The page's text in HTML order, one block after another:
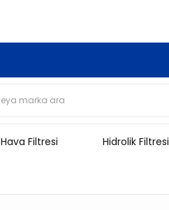
Hava Filtresi Hidrolik Filtresi